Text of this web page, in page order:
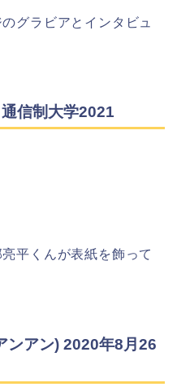
グラビアとインタビュ
信制大学2021
平くんが表紙を飾って
ンアン) 2020年8月26